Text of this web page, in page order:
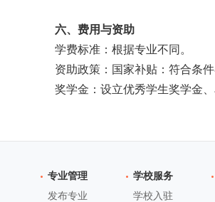
六、费用与资助
学费标准：根据专业不同。
资助政策：国家补贴：符合条
奖学金：设立优秀学生奖学金
专业管理
发布专业
学校服务
学校入驻